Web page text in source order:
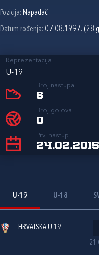
Pozicija: Napadač
Datum rođenja: 07.08.1997. (28
Reprezentacija
U-19
Broj nastupa
6
Broj golova
0
Prvi nastup
U-19 U-18
HRVATSKA U-19